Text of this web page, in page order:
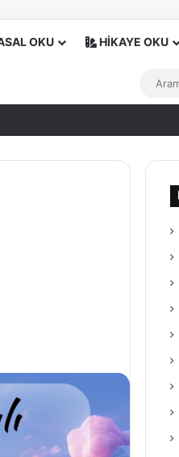
OKU HİKAYE OKU